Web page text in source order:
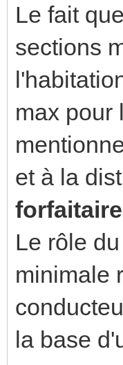
Le fait
sections
max pour
et à la
Le rôle
minimale
la base